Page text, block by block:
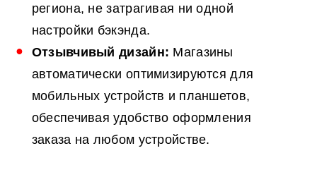
региона, не затрагивая ни одной
настройки бэкэнда.
Отзывчивый дизайн: Магазины
автоматически оптимизируются для
мобильных устройств и планшетов,
обеспечивая удобство оформления
заказа на любом устройстве.